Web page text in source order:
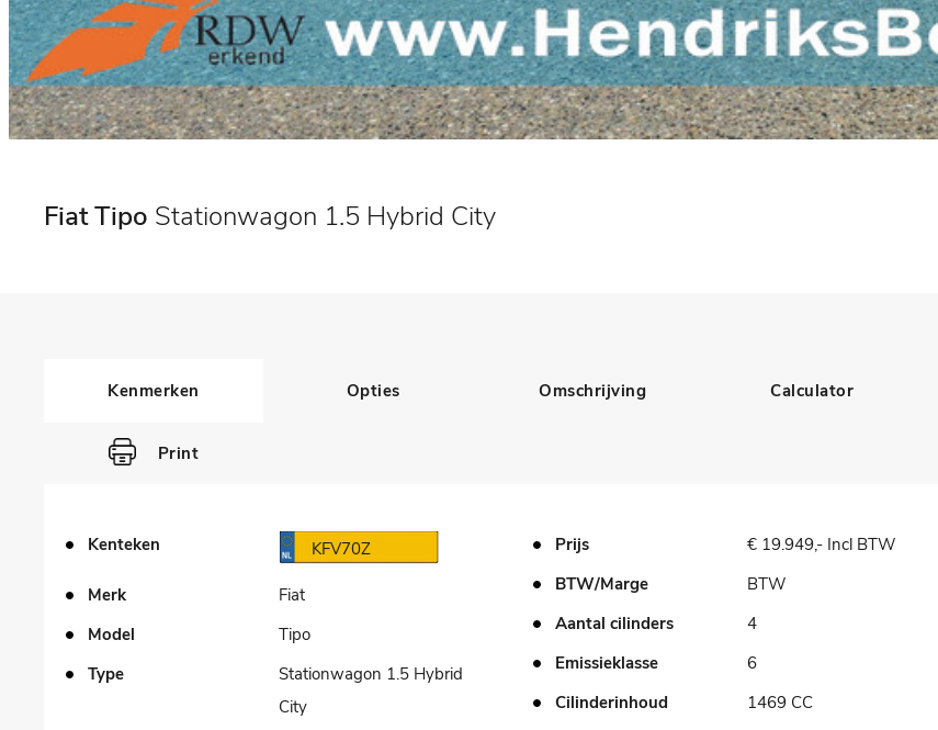
Fiat Tipo Stationwagon 1.5 Hybrid City
Kenmerken Opties Omschrijving Calculator
Print
Kenteken KFV70Z
Merk
Fiat
Model
Tipo
Type
Stationwagon 1.5 Hybrid
City
Prijs
€ 19.949,- Incl BTW
BTW/Marge
BTW
Aantal cilinders
4
Emissieklasse
6
Cilinderinhoud
1469 CC